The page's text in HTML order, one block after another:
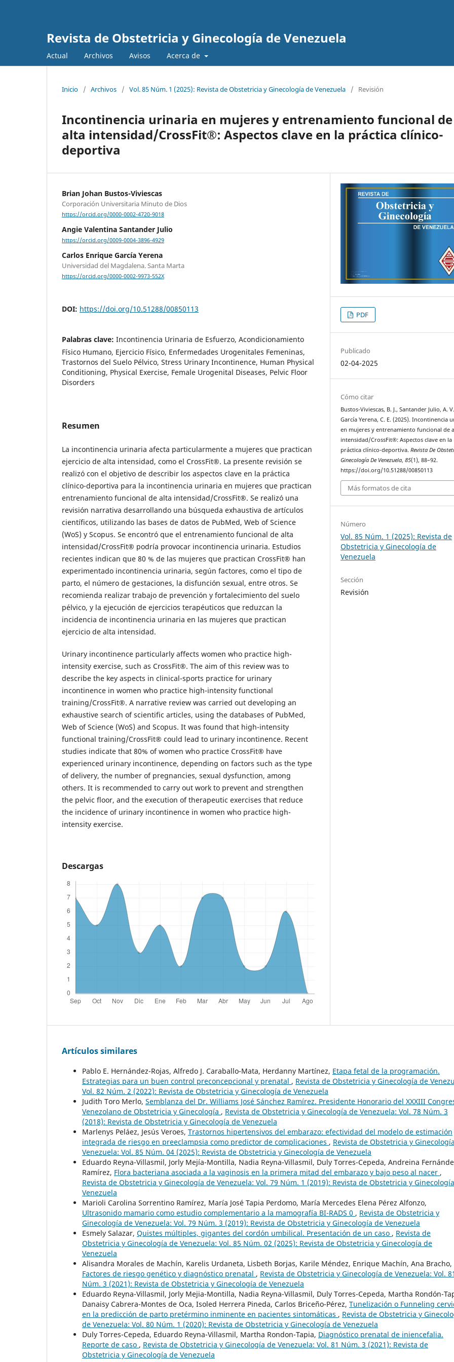
Revista de Obstetricia y Ginecología de Venezuela
Actual Archivos Avisos Acerca de
Inicio / Archivos / Vol. 85 Núm. 1 (2025): Revista de Obstetricia y Ginecología de Venezuela / Revisión
Incontinencia urinaria en mujeres y entrenamiento funcional de
alta intensidad/CrossFit®: Aspectos clave en la práctica clínico-
deportiva
Brian Johan Bustos-Viviescas
Corporación Universitaria Minuto de Dios
https://orcid.org/0000-0002-4720-9018
Angie Valentina Santander Julio
https://orcid.org/0009-0004-3896-4929
Carlos Enrique García Yerena
Universidad del Magdalena. Santa Marta
https://orcid.org/0000-0002-9973-552X
DOI: https://doi.org/10.51288/00850113
Palabras clave: Incontinencia Urinaria de Esfuerzo, Acondicionamiento
Físico Humano, Ejercicio Físico, Enfermedades Urogenitales Femeninas,
Trastornos del Suelo Pélvico, Stress Urinary Incontinence, Human Physical
Conditioning, Physical Exercise, Female Urogenital Diseases, Pelvic Floor
Disorders
Resumen
La incontinencia urinaria afecta particularmente a mujeres que practican
ejercicio de alta intensidad, como el CrossFit®. La presente revisión se
realizó con el objetivo de describir los aspectos clave en la práctica
clínico-deportiva para la incontinencia urinaria en mujeres que practican
entrenamiento funcional de alta intensidad/CrossFit®. Se realizó una
revisión narrativa desarrollando una búsqueda exhaustiva de artículos
científicos, utilizando las bases de datos de PubMed, Web of Science
(WoS) y Scopus. Se encontró que el entrenamiento funcional de alta
intensidad/CrossFit® podría provocar incontinencia urinaria. Estudios
recientes indican que 80 % de las mujeres que practican CrossFit® han
experimentado incontinencia urinaria, según factores, como el tipo de
parto, el número de gestaciones, la disfunción sexual, entre otros. Se
recomienda realizar trabajo de prevención y fortalecimiento del suelo
pélvico, y la ejecución de ejercicios terapéuticos que reduzcan la
incidencia de incontinencia urinaria en las mujeres que practican
ejercicio de alta intensidad.
Urinary incontinence particularly affects women who practice high-
intensity exercise, such as CrossFit®. The aim of this review was to
describe the key aspects in clinical-sports practice for urinary
incontinence in women who practice high-intensity functional
training/CrossFit®. A narrative review was carried out developing an
exhaustive search of scientific articles, using the databases of PubMed,
Web of Science (WoS) and Scopus. It was found that high-intensity
functional training/CrossFit® could lead to urinary incontinence. Recent
studies indicate that 80% of women who practice CrossFit® have
experienced urinary incontinence, depending on factors such as the type
of delivery, the number of pregnancies, sexual dysfunction, among
others. It is recommended to carry out work to prevent and strengthen
the pelvic floor, and the execution of therapeutic exercises that reduce
the incidence of urinary incontinence in women who practice high-
intensity exercise.
Descargas
PDF
Publicado
02-04-2025
Cómo citar
Bustos-Viviescas, B. J., Santander Julio, A.
García Yerena, C. E. (2025). Incontinencia
en mujeres y entrenamiento funcional de
intensidad/CrossFit®: Aspectos clave en la
práctica clínico-deportiva.Revista De
Ginecología De Venezuela,85(1), 88–92.
https://doi.org/10.51288/00850113
Más formatos de cita
Número
Vol. 85 Núm. 1 (2025): Revista de
Obstetricia y Ginecología de
Venezuela
Sección
Revisión
Artículos similares
Pablo E. Hernández-Rojas, Alfredo J. Caraballo-Mata, Herdanny Martínez, Etapa fetal de la programación.
Estrategias para un buen control preconcepcional y prenatal , Revista de Obstetricia y Ginecología de
Vol. 82 Núm. 2 (2022): Revista de Obstetricia y Ginecología de Venezuela
Judith Toro Merlo, Semblanza del Dr. Williams José Sánchez Ramírez. Presidente Honorario del XXXIII
Venezolano de Obstetricia y Ginecología , Revista de Obstetricia y Ginecología de Venezuela: Vol. 78 Núm. 3
(2018): Revista de Obstetricia y Ginecología de Venezuela
Marlenys Peláez, Jesús Veroes, Trastornos hipertensivos del embarazo: efectividad del modelo de estimación
integrada de riesgo en preeclampsia como predictor de complicaciones , Revista de Obstetricia y
Venezuela: Vol. 85 Núm. 04 (2025): Revista de Obstetricia y Ginecología de Venezuela
Eduardo Reyna-Villasmil, Jorly Mejía-Montilla, Nadia Reyna-Villasmil, Duly Torres-Cepeda, Andreina
Ramírez, Flora bacteriana asociada a la vaginosis en la primera mitad del embarazo y bajo peso al nacer ,
Revista de Obstetricia y Ginecología de Venezuela: Vol. 79 Núm. 1 (2019): Revista de Obstetricia y
Venezuela
Marioli Carolina Sorrentino Ramírez, María José Tapia Perdomo, María Mercedes Elena Pérez Alfonzo,
Ultrasonido mamario como estudio complementario a la mamografía BI-RADS 0 , Revista de Obstetricia y
Ginecología de Venezuela: Vol. 79 Núm. 3 (2019): Revista de Obstetricia y Ginecología de Venezuela
Esmely Salazar, Quistes múltiples, gigantes del cordón umbilical. Presentación de un caso , Revista de
Obstetricia y Ginecología de Venezuela: Vol. 85 Núm. 02 (2025): Revista de Obstetricia y Ginecología de
Venezuela
Alisandra Morales de Machín, Karelis Urdaneta, Lisbeth Borjas, Karile Méndez, Enrique Machín, Ana Bracho,
Factores de riesgo genético y diagnóstico prenatal , Revista de Obstetricia y Ginecología de Venezuela: Vol. 81
Núm. 3 (2021): Revista de Obstetricia y Ginecología de Venezuela
Eduardo Reyna-Villasmil, Jorly Mejia-Montilla, Nadia Reyna-Villasmil, Duly Torres-Cepeda, Martha Rondón-
Danaisy Cabrera-Montes de Oca, Isoled Herrera Pineda, Carlos Briceño-Pérez, Tunelización o Funneling
en la predicción de parto pretérmino inminente en pacientes sintomáticas , Revista de Obstetricia y
de Venezuela: Vol. 80 Núm. 1 (2020): Revista de Obstetricia y Ginecología de Venezuela
Duly Torres-Cepeda, Eduardo Reyna-Villasmil, Martha Rondon-Tapia, Diagnóstico prenatal de iniencefalia.
Reporte de caso , Revista de Obstetricia y Ginecología de Venezuela: Vol. 81 Núm. 3 (2021): Revista de
Obstetricia y Ginecología de Venezuela